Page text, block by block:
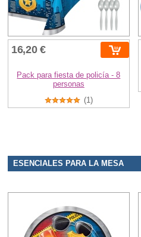
16,20 €
Pack para fiesta de policía - 8
personas
(1)
ESENCIALES PARA LA MESA